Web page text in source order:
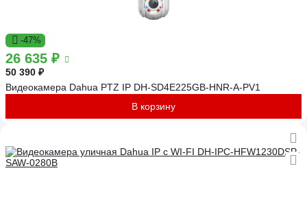
-47%
26 635 ₽
50 390 ₽
Видеокамера Dahua PTZ IP DH-SD4E225GB-HNR-A-PV1
В корзину